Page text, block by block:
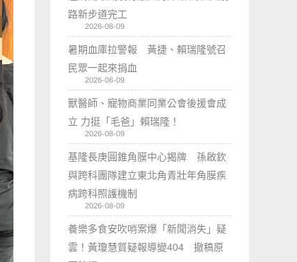
路新步道完工
2026-08-09
暑期血庫拉警報 黃捷、賴瑞隆號召
民眾一起來捐血
2026-08-09
獸醫師、寵物商業同業公會後援會成
立 力挺「毛爸」賴瑞隆！
2026-08-09
基隆長庚圓錐角膜中心揭牌 孫啟欽
與跨科團隊建立東北角青壯年角膜疾
病跨科照護機制
2026-08-09
養樂多食安吹哨案爆「新聞消失」疑
雲！黃瓊慧質疑報導變404 撤稿原